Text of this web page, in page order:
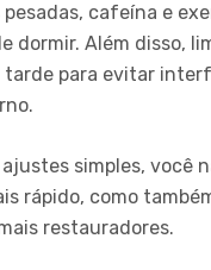
cafeína e
dormir. Além disso,
tarde para evitar
simples, você
rápido, como
restauradores.